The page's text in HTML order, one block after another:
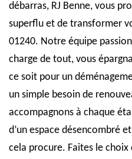
débarras, RJ Benne, vous
superflu et de transformer
01240. Notre équipe
charge de tout, vous
ce soit pour un
un simple besoin de
accompagnons à chaque
d’un espace désencombré
cela procure. Faites le